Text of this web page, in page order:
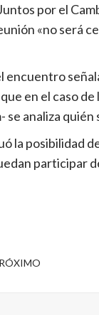
por el
«no será
encuentro
en el caso
se analiza quién
la posibilidad
participar